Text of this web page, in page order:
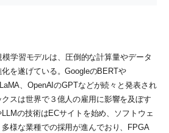
学習モデルは、圧倒的な計算量やデータ
を遂げている。GoogleのBERTや
、OpenAIのGPTなどが続々と発表され
スは世界で３億人の雇用に影響を及ぼす
の技術はECサイトを始め、ソフトウェ
様な業種での採用が進んでおり、FPGA